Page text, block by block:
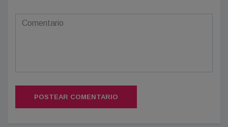
POSTEAR COMENTARIO